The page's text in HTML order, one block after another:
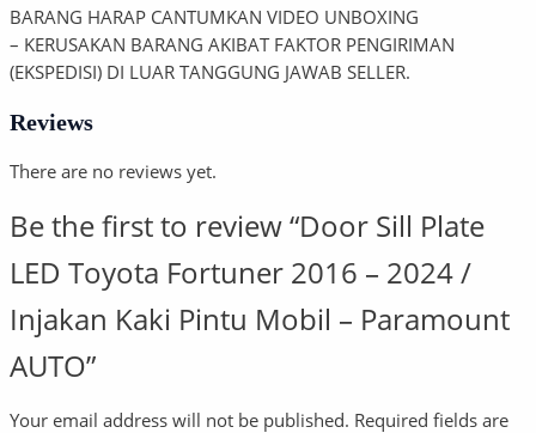
BARANG HARAP CANTUMKAN VIDEO UNBOXING
– KERUSAKAN BARANG AKIBAT FAKTOR PENGIRIMAN
(EKSPEDISI) DI LUAR TANGGUNG JAWAB SELLER.
Reviews
There are no reviews yet.
Be the first to review “Door Sill Plate
LED Toyota Fortuner 2016 – 2024 /
Injakan Kaki Pintu Mobil – Paramount
AUTO”
Your email address will not be published. Required fields are